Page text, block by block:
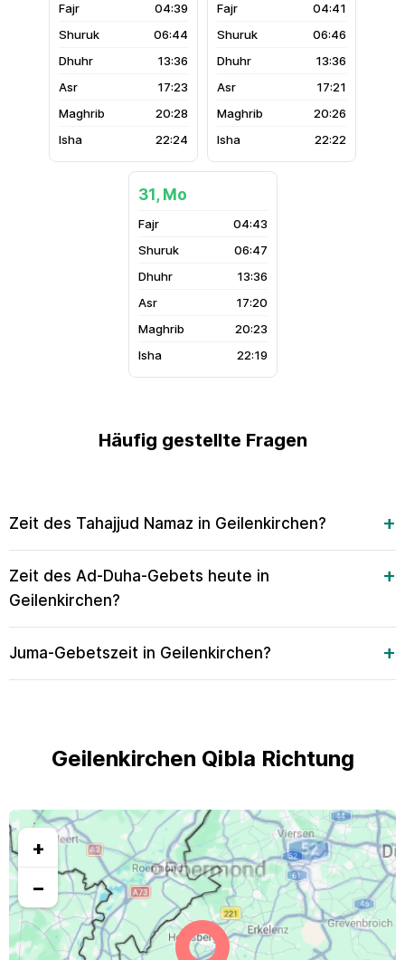
04:39
06:44
13:36
17:23
20:28
22:24
04:41
06:46
13:36
17:21
20:26
22:22
31, Mo
04:43
06:47
13:36
17:20
20:23
22:19
Häufig gestellte Fragen
Zeit des Tahajjud Namaz in Geilenkirchen?
Zeit des Ad-Duha-Gebets heute in
Geilenkirchen?
Juma-Gebetszeit in Geilenkirchen?
Geilenkirchen Qibla Richtung
+
−